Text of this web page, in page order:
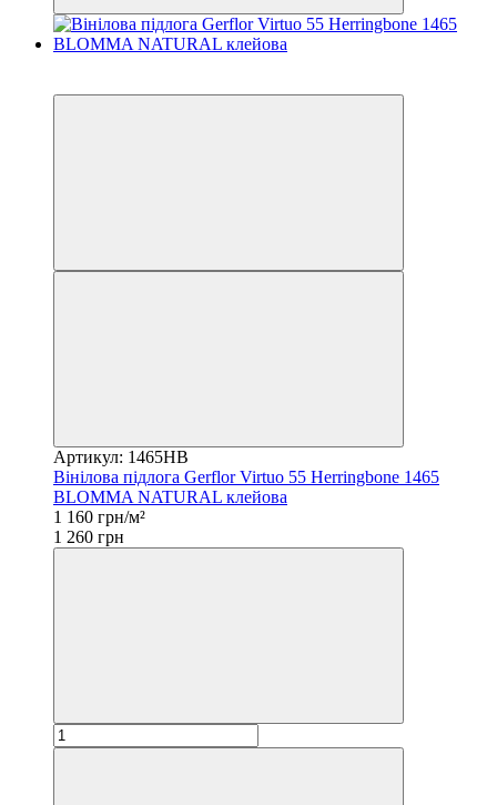
Артикул: 1465HB
Вінілова підлога Gerflor Virtuo 55 Herringbone 1465
BLOMMA NATURAL клейова
1 160 грн/м²
1 260 грн